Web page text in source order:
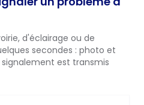
d'éclairage ou de
secondes : photo et
est transmis